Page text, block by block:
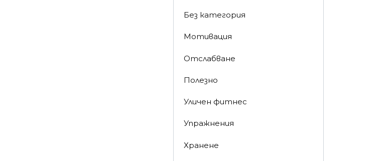
Без категория
Мотивация
Отслабване
Полезно
Уличен фитнес
Упражнения
Хранене